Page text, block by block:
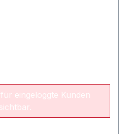
eingeloggte Kunden
sichtbar.